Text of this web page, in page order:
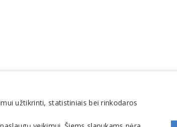
užtikrinti, statistiniais bei rinkodaros